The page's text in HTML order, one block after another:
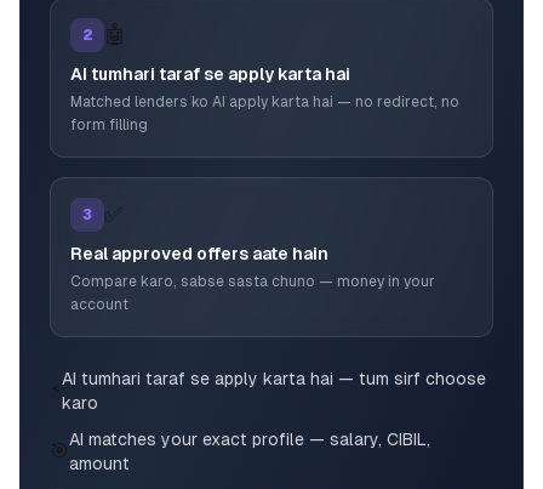
2 🤖
AI tumhari taraf se apply karta hai
Matched lenders ko AI apply karta hai — no redirect, no
form filling
3 ✅
Real approved offers aate hain
Compare karo, sabse sasta chuno — money in your
account
⚡AI tumhari taraf se apply karta hai — tum sirf choose
karo
🎯AI matches your exact profile — salary, CIBIL,
amount